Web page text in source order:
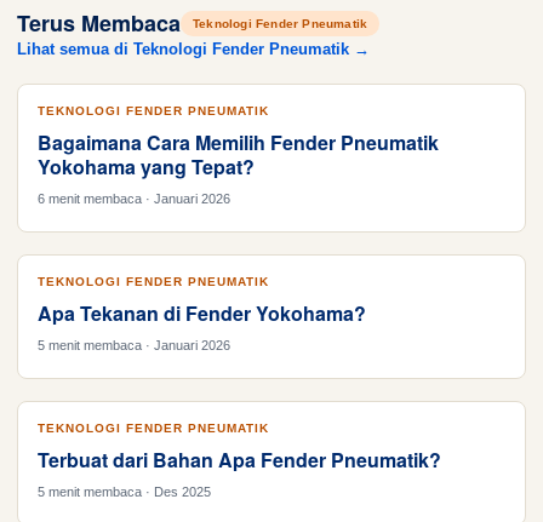
Terus Membaca Teknologi Fender Pneumatik
Lihat semua di Teknologi Fender Pneumatik →
TEKNOLOGI FENDER PNEUMATIK
Bagaimana Cara Memilih Fender Pneumatik
Yokohama yang Tepat?
6 menit membaca · Januari 2026
TEKNOLOGI FENDER PNEUMATIK
Apa Tekanan di Fender Yokohama?
5 menit membaca · Januari 2026
TEKNOLOGI FENDER PNEUMATIK
Terbuat dari Bahan Apa Fender Pneumatik?
5 menit membaca · Des 2025